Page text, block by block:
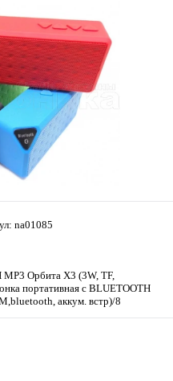
na01085
MP3 Орбита X3 (3W, TF,
портативная с BLUETOOTH
аккум. встр)/8